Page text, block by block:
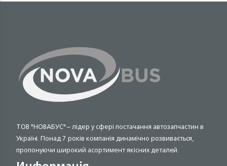
ТОВ "НОВАБУС" – лідер у сфері постачання автозапчастин в
Україні. Понад 7 років компанія динамічно розвивається,
пропонуючи широкий асортимент якісних деталей.